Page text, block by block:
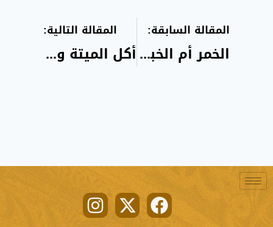
المقالة السابقة:
الخمر أم الخبائث
المقالة التالية:
أكل الميتة والخنزير